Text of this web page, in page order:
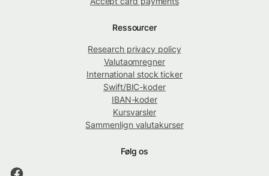
Ressourcer
Research privacy policy
Valutaomregner
International stock ticker
Swift/BIC-koder
IBAN-koder
Kursvarsler
Sammenlign valutakurser
Følg os